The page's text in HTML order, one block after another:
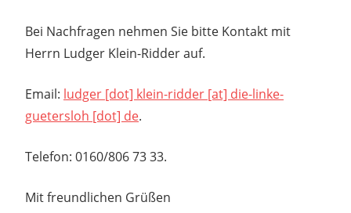
Bei Nachfragen nehmen Sie bitte Kontakt mit
Herrn Ludger Klein-Ridder auf.
Email: ludger [dot] klein-ridder [at] die-linke-
guetersloh [dot] de.
Telefon: 0160/806 73 33.
Mit freundlichen Grüßen